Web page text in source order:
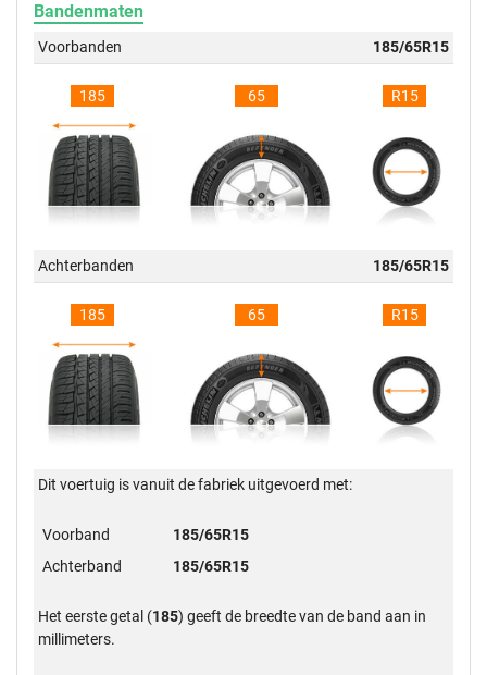
Bandenmaten
Voorbanden 185/65R15
185 65 R15
Achterbanden 185/65R15
185 65 R15
Dit voertuig is vanuit de fabriek uitgevoerd met:
Voorband
185/65R15
Achterband
185/65R15
Het eerste getal (185) geeft de breedte van de band aan in
millimeters.